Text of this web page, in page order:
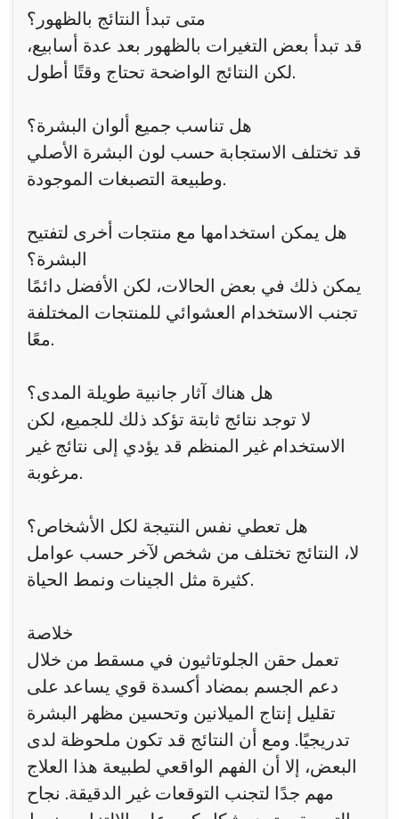
متى تبدأ النتائج بالظهور؟
قد تبدأ بعض التغيرات بالظهور بعد عدة أسابيع،
لكن النتائج الواضحة تحتاج وقتًا أطول.
هل تناسب جميع ألوان البشرة؟
قد تختلف الاستجابة حسب لون البشرة الأصلي
وطبيعة التصبغات الموجودة.
هل يمكن استخدامها مع منتجات أخرى لتفتيح
البشرة؟
يمكن ذلك في بعض الحالات، لكن الأفضل دائمًا
تجنب الاستخدام العشوائي للمنتجات المختلفة
معًا.
هل هناك آثار جانبية طويلة المدى؟
لا توجد نتائج ثابتة تؤكد ذلك للجميع، لكن
الاستخدام غير المنظم قد يؤدي إلى نتائج غير
مرغوبة.
هل تعطي نفس النتيجة لكل الأشخاص؟
لا، النتائج تختلف من شخص لآخر حسب عوامل
كثيرة مثل الجينات ونمط الحياة.
خلاصة
تعمل حقن الجلوتاثيون في مسقط من خلال
دعم الجسم بمضاد أكسدة قوي يساعد على
تقليل إنتاج الميلانين وتحسين مظهر البشرة
تدريجيًا. ومع أن النتائج قد تكون ملحوظة لدى
البعض، إلا أن الفهم الواقعي لطبيعة هذا العلاج
مهم جدًا لتجنب التوقعات غير الدقيقة. نجاح